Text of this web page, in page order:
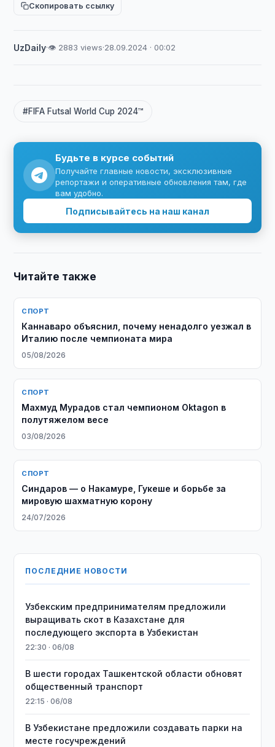
Скопировать ссылку
UzDaily·👁 2883 views·28.09.2024 · 00:02
#FIFA Futsal World Cup 2024™
Будьте в курсе событий
Получайте главные новости, эксклюзивные
репортажи и оперативные обновления там, где
вам удобно.
Подписывайтесь на наш канал
Читайте также
СПОРТ
Каннаваро объяснил, почему ненадолго уезжал в
Италию после чемпионата мира
05/08/2026
СПОРТ
Махмуд Мурадов стал чемпионом Oktagon в
полутяжелом весе
03/08/2026
СПОРТ
Синдаров — о Накамуре, Гукеше и борьбе за
мировую шахматную корону
24/07/2026
ПОСЛЕДНИЕ НОВОСТИ
Узбекским предпринимателям предложили
выращивать скот в Казахстане для
последующего экспорта в Узбекистан
22:30 · 06/08
В шести городах Ташкентской области обновят
общественный транспорт
22:15 · 06/08
В Узбекистане предложили создавать парки на
месте госучреждений